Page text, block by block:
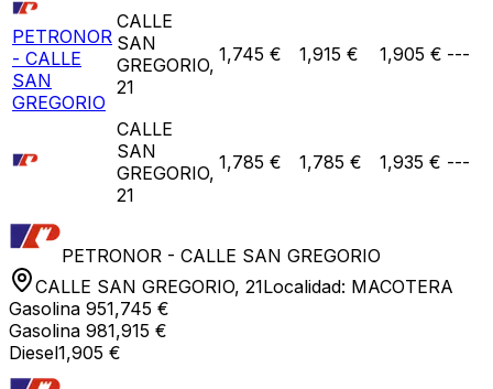
PETRONOR
- CALLE
SAN
GREGORIO
CALLE
SAN
GREGORIO,
21
1,745 € 1,915 € 1,905 € ---
CALLE
SAN
GREGORIO,
21
1,785 € 1,785 € 1,935 € ---
PETRONOR - CALLE SAN GREGORIO
CALLE SAN GREGORIO, 21Localidad: MACOTERA
Gasolina 951,745 €
Gasolina 981,915 €
Diesel1,905 €